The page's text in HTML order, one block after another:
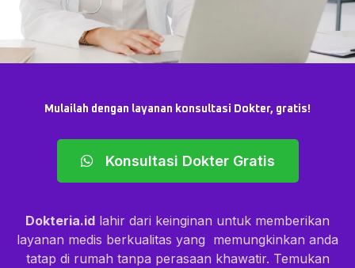
Mulailah dengan layanan konsultasi Dokter, gratis!
Konsultasi Dokter Gratis
Dokteria.id lahir dari keinginan untuk memberikan
layanan medis berkualitas yang memungkinkan anda
tatap di rumah tanpa perasaan khawatir. Temukan